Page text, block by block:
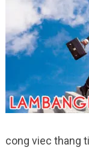
cong viec thang